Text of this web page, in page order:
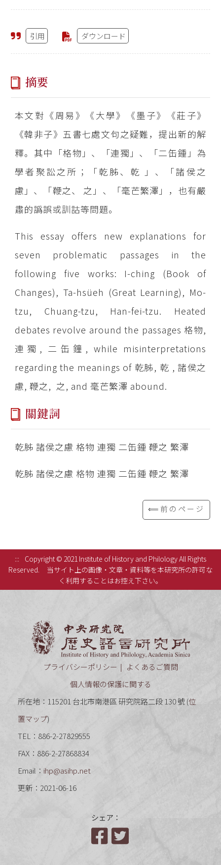
引用 ダウンロード
摘要
本文對《周易》《大學》《墨子》《莊子》
《韓非子》五書七處文句之疑難，提出新的解
釋。其中「格物」、「連獨」、「二缶鍾」為
學者聚訟之所；「乾胏、乾 」、「諸侯之
慮」、「鞭之、 之」、「毫芒繁澤」，也有嚴
肅的譌誤或訓詁等問題。
This essay offers new explanations for
seven problematic passages in the
following five works: I-ching (Book of
Changes), Ta-hsüeh (Great Learning), Mo-
tzu, Chuang-tzu, Han-fei-tzu. Heated
debates revolve around the passages 格物,
連獨, 二缶鐘, while misinterpretations
regarding the meanings of 乾胏, 乾 , 諸侯之
慮, 鞭之, 之, and 毫芒繁澤 abound.
關鍵詞
乾胏 諸侯之慮 格物 連獨 二缶鍾 鞭之 繁澤
乾胏 諸侯之慮 格物 連獨 二缶鍾 鞭之 繁澤
⟸前のページ
:::
Copyright © 2021 Institute of History and Philology All Rights
Reserved.
当サイト上の画像・文章・資料等を本研究所の許可な
く利用することはお控え下さい。
プライバシーポリシー
よくあるご質問
個人情報の保護に関する
所在地：115201 台北市南港區 研究院路二段 130 號 (位
置マップ)
TEL：886-2-27829555
FAX：886-2-27868834
Email： ihp@asihp.net
更新：2021-06-16
シェア：
Facebook